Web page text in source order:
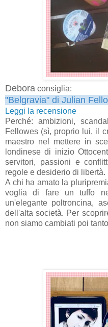
Debora consiglia:
"Belgravia" di Julian
Leggi la recensione
Perché: ambizioni,
Fellowes (sì, proprio lui, il
maestro nel mettere in
londinese di inizio
servitori, passioni e
regole e desiderio di libertà.
A chi ha amato la
voglia di fare un tuffo
un'elegante poltroncina,
dell'alta società. Per
non siamo cambiati poi